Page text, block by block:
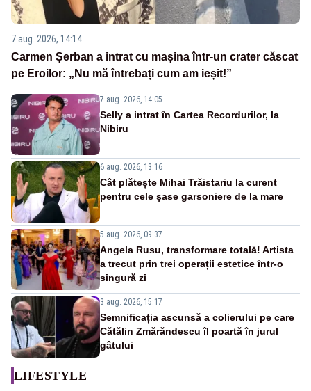
7 aug. 2026, 14:14
Carmen Șerban a intrat cu mașina într-un crater căscat
pe Eroilor: „Nu mă întrebați cum am ieșit!”
7 aug. 2026, 14:05
Selly a intrat în Cartea Recordurilor, la
Nibiru
6 aug. 2026, 13:16
Cât plătește Mihai Trăistariu la curent
pentru cele șase garsoniere de la mare
5 aug. 2026, 09:37
Angela Rusu, transformare totală! Artista
a trecut prin trei operații estetice într-o
singură zi
3 aug. 2026, 15:17
Semnificația ascunsă a colierului pe care
Cătălin Zmărăndescu îl poartă în jurul
gâtului
LIFESTYLE